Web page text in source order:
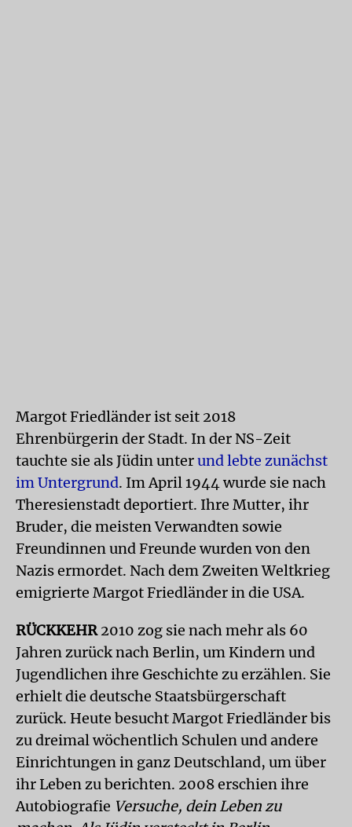
Margot Friedländer ist seit 2018
Ehrenbürgerin der Stadt. In der NS-Zeit
tauchte sie als Jüdin unterund lebte zunächst
im Untergrund. Im April 1944 wurde sie nach
Theresienstadt deportiert. Ihre Mutter, ihr
Bruder, die meisten Verwandten sowie
Freundinnen und Freunde wurden von den
Nazis ermordet. Nach dem Zweiten Weltkrieg
emigrierte Margot Friedländer in die USA.
RÜCKKEHR2010 zog sie nach mehr als 60
Jahren zurück nach Berlin, um Kindern und
Jugendlichen ihre Geschichte zu erzählen. Sie
erhielt die deutsche Staatsbürgerschaft
zurück. Heute besucht Margot Friedländer bis
zu dreimal wöchentlich Schulen und andere
Einrichtungen in ganz Deutschland, um über
ihr Leben zu berichten. 2008 erschien ihre
Autobiografie Versuche, dein Leben zu